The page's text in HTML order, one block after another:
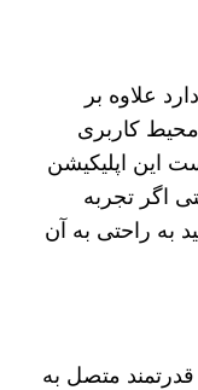
علاوه بر
کاربری
این اپلیکیشن
اگر تجربه
به راحتی به آن
بیش از 20 سرور قدرتمند متصل به